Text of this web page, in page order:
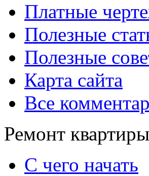
Платные
Полезные
Полезные
Карта сайта
Все
Ремонт квартиры
С чего начать